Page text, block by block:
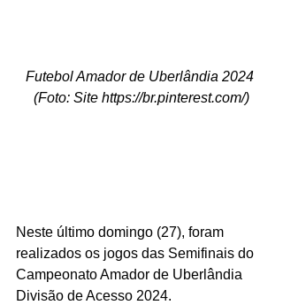
Futebol Amador de Uberlândia 2024
(Foto: Site https://br.pinterest.com/)
Neste último domingo (27), foram
realizados os jogos das Semifinais do
Campeonato Amador de Uberlândia
Divisão de Acesso 2024.